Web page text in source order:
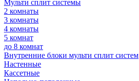
Мульти сплит системы
2 комнаты
3 комнаты
4 комнаты
5 комнат
до 8 комнат
Внутренние блоки мульти сплит систем
Настенные
Кассетные